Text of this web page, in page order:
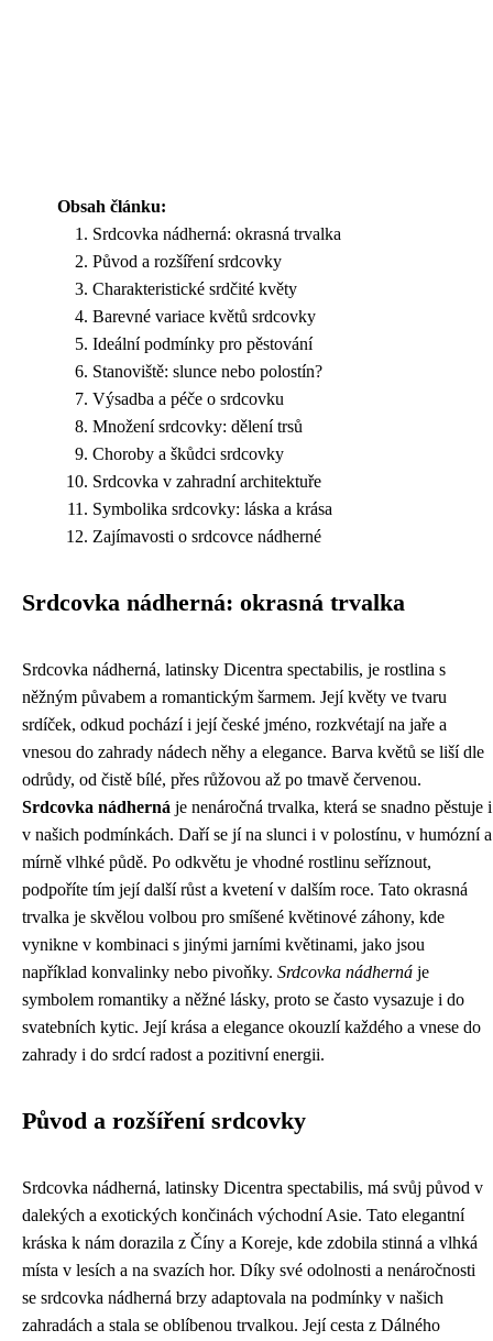
Obsah článku:
Srdcovka nádherná: okrasná trvalka
Původ a rozšíření srdcovky
Charakteristické srdčité květy
Barevné variace květů srdcovky
Ideální podmínky pro pěstování
Stanoviště: slunce nebo polostín?
Výsadba a péče o srdcovku
Množení srdcovky: dělení trsů
Choroby a škůdci srdcovky
Srdcovka v zahradní architektuře
Symbolika srdcovky: láska a krása
Zajímavosti o srdcovce nádherné
Srdcovka nádherná: okrasná trvalka
Srdcovka nádherná, latinsky Dicentra spectabilis, je rostlina s
něžným půvabem a romantickým šarmem. Její květy ve tvaru
srdíček, odkud pochází i její české jméno, rozkvétají na jaře a
vnesou do zahrady nádech něhy a elegance. Barva květů se liší dle
odrůdy, od čistě bílé, přes růžovou až po tmavě červenou.
Srdcovka nádherná je nenáročná trvalka, která se snadno pěstuje i
v našich podmínkách. Daří se jí na slunci i v polostínu, v humózní a
mírně vlhké půdě. Po odkvětu je vhodné rostlinu seříznout,
podpoříte tím její další růst a kvetení v dalším roce. Tato okrasná
trvalka je skvělou volbou pro smíšené květinové záhony, kde
vynikne v kombinaci s jinými jarními květinami, jako jsou
například konvalinky nebo pivoňky. Srdcovka nádherná je
symbolem romantiky a něžné lásky, proto se často vysazuje i do
svatebních kytic. Její krása a elegance okouzlí každého a vnese do
zahrady i do srdcí radost a pozitivní energii.
Původ a rozšíření srdcovky
Srdcovka nádherná, latinsky Dicentra spectabilis, má svůj původ v
dalekých a exotických končinách východní Asie. Tato elegantní
kráska k nám dorazila z Číny a Koreje, kde zdobila stinná a vlhká
místa v lesích a na svazích hor. Díky své odolnosti a nenáročnosti
se srdcovka nádherná brzy adaptovala na podmínky v našich
zahradách a stala se oblíbenou trvalkou. Její cesta z Dálného